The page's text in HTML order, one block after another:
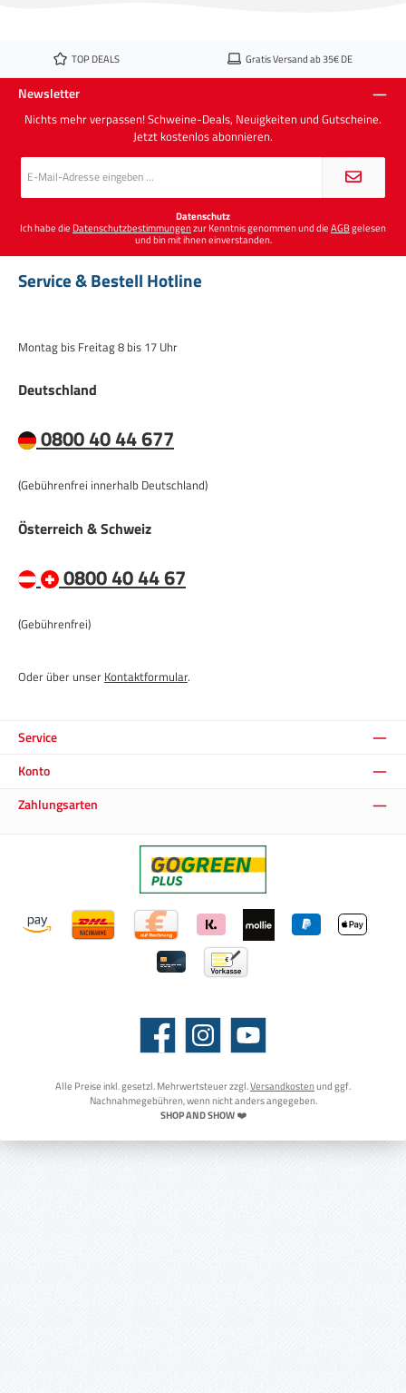
TOP DEALS Gratis Versand ab 35€ DE
Newsletter
Nichts mehr verpassen! Schweine-Deals, Neuigkeiten und Gutscheine.
Jetzt kostenlos abonnieren.
E-
Mail-
*
Datenschutz
Ich habe die Datenschutzbestimmungenzur Kenntnis genommen und dieAGBgelesen
und bin mit ihnen einverstanden.
Service & Bestell Hotline
Montag bis Freitag 8 bis 17 Uhr
Deutschland
0800 40 44 677
(Gebührenfrei innerhalb Deutschland)
Österreich & Schweiz
0800 40 44 67
(Gebührenfrei)
Oder über unser Kontaktformular.
Service
Konto
Zahlungsarten
Facebook InstagramYouTube
Alle Preise inkl. gesetzl. Mehrwertsteuer zzgl.Versandkostenund ggf.
Nachnahmegebühren, wenn nicht anders angegeben.
SHOP AND SHOW❤️